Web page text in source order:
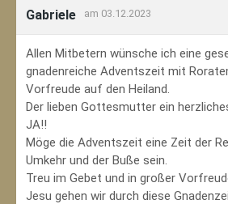
Gabriele am 03.12.2023
Allen Mitbetern wünsche ich eine
gnadenreiche Adventszeit mit
Vorfreude auf den Heiland.
Der lieben Gottesmutter ein
JA!!
Möge die Adventszeit eine Zeit der
Umkehr und der Buße sein.
Treu im Gebet und in großer
Jesu gehen wir durch diese